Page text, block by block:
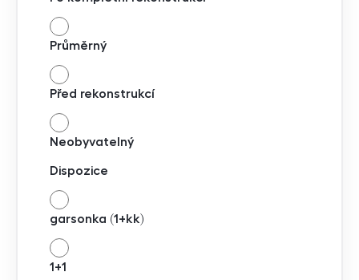
Průměrný
Před rekonstrukcí
Neobyvatelný
Dispozice
garsonka (1+kk)
1+1